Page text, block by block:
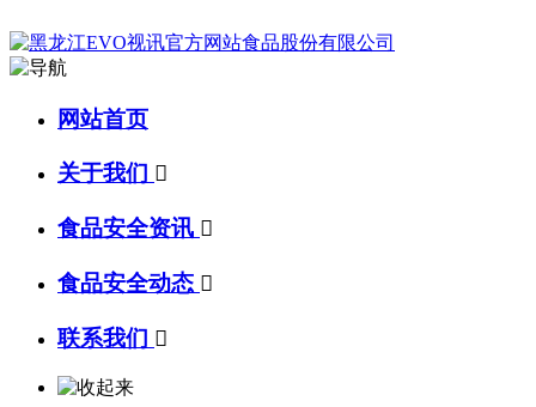
网站首页
关于我们 
食品安全资讯 
食品安全动态 
联系我们 